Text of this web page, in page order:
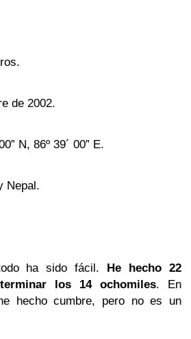
de 2002.
N, 86º 39´ 00” E.
Nepal.
ha sido fácil. He hecho 22
los 14 ochomiles. En
hecho cumbre, pero no es un